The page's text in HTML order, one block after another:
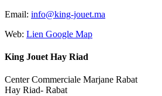
Email: info@king-jouet.ma
Web: Lien Google Map
King Jouet Hay Riad
Center Commerciale Marjane Rabat
Hay Riad- Rabat